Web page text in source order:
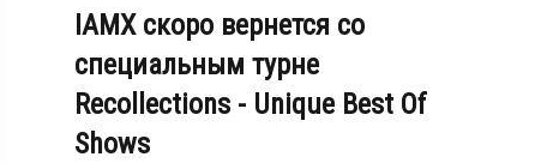
IAMX скоро вернется со
специальным турне
Recollections - Unique Best Of
Shows